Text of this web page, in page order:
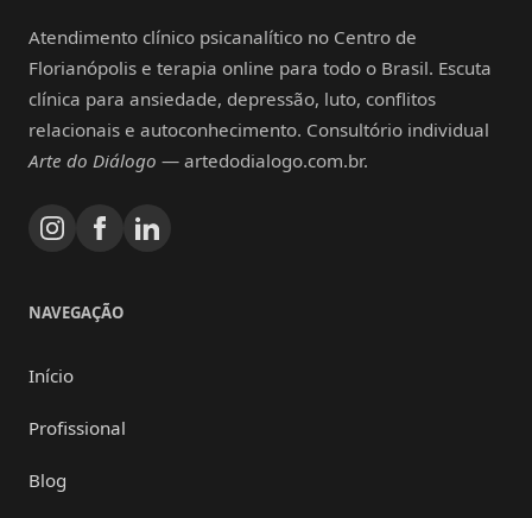
Atendimento clínico psicanalítico no Centro de
Florianópolis e terapia online para todo o Brasil. Escuta
clínica para ansiedade, depressão, luto, conflitos
relacionais e autoconhecimento. Consultório individual
Arte do Diálogo — artedodialogo.com.br.
NAVEGAÇÃO
Início
Profissional
Blog